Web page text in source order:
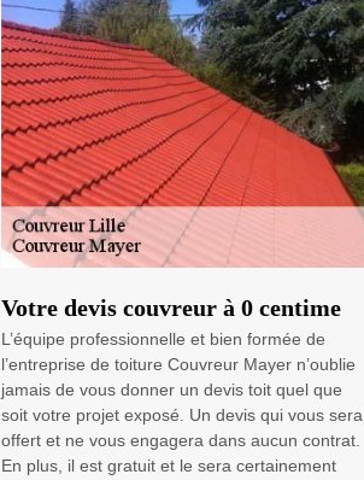
Votre devis couvreur à 0 centime
L’équipe professionnelle et bien formée de
l’entreprise de toiture Couvreur Mayer n’oublie
jamais de vous donner un devis toit quel que
soit votre projet exposé. Un devis qui vous sera
offert et ne vous engagera dans aucun contrat.
En plus, il est gratuit et le sera certainement